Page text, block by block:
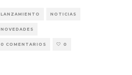
LANZAMIENTO NOTICIAS
NOVEDADES
0 COMENTARIOS 0